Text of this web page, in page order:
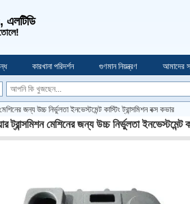
এলটিডি
কারখানা পরিদর্শন গুণমান নিয়ন্ত্রণ আমাদের
জন্য উচ্চ নির্ভুলতা ইনভেস্টমেন্ট কাস্টিং ট্রান্সমিশন বক্স কভার
ট্রান্সমিশন মেশিনের জন্য উচ্চ নির্ভুলতা ইনভেস্টমেন্ট